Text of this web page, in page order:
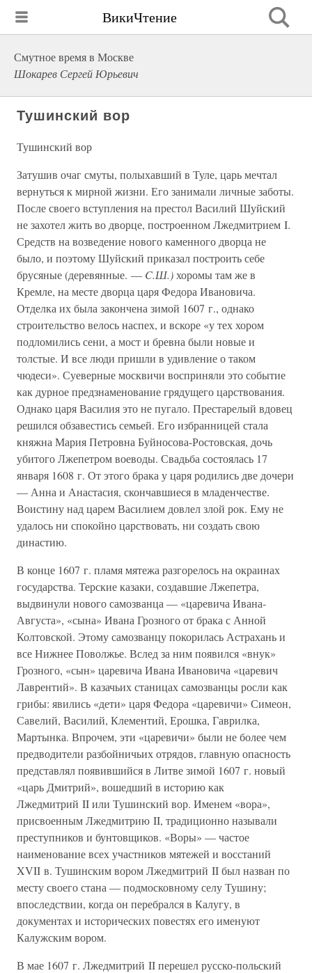
ВикиЧтение
Смутное время в Москве
Шокарев Сергей Юрьевич
Тушинский вор
Тушинский вор
Затушив очаг смуты, полыхавший в Туле, царь мечтал
вернуться к мирной жизни. Его занимали личные заботы.
После своего вступления на престол Василий Шуйский
не захотел жить во дворце, построенном Лжедмитрием I.
Средств на возведение нового каменного дворца не
было, и поэтому Шуйский приказал построить себе
брусяные (деревянные. — C.Ш.)хоромы там же в
Кремле, на месте дворца царя Федора Ивановича.
Отделка их была закончена зимой 1607 г., однако
строительство велось наспех, и вскоре «у тех хором
подломились сени, а мост и бревна были новые и
толстые. И все люди пришли в удивление о таком
чюдеси». Суеверные москвичи восприняли это событие
как дурное предзнаменование грядущего царствования.
Однако царя Василия это не пугало. Престарелый вдовец
решился обзавестись семьей. Его избранницей стала
княжна Мария Петровна Буйносова-Ростовская, дочь
убитого Лжепетром воеводы. Свадьба состоялась 17
января 1608 г. От этого брака у царя родились две дочери
— Анна и Анастасия, скончавшиеся в младенчестве.
Воистину над царем Василием довлел злой рок. Ему не
удалось ни спокойно царствовать, ни создать свою
династию.
В конце 1607 г. пламя мятежа разгорелось на окраинах
государства. Терские казаки, создавшие Лжепетра,
выдвинули нового самозванца — «царевича Ивана-
Августа», «сына» Ивана Грозного от брака с Анной
Колтовской. Этому самозванцу покорилась Астрахань и
все Нижнее Поволжье. Вслед за ним появился «внук»
Грозного, «сын» царевича Ивана Ивановича «царевич
Лаврентий». В казачьих станицах самозванцы росли как
грибы: явились «дети» царя Федора «царевичи» Симеон,
Савелий, Василий, Клементий, Ерошка, Гаврилка,
Мартынка. Впрочем, эти «царевичи» были не более чем
предводители разбойничьих отрядов, главную опасность
представлял появившийся в Литве зимой 1607 г. новый
«царь Дмитрий», вошедший в историю как
Лжедмитрий II или Тушинский вор. Именем «вора»,
присвоенным Лжедмитрию II, традиционно называли
преступников и бунтовщиков. «Воры» — частое
наименование всех участников мятежей и восстаний
XVII в. Тушинским вором Лжедмитрий II был назван по
месту своего стана — подмосковному селу Тушину;
впоследствии, когда он перебрался в Калугу, в
документах и исторических повестях его именуют
Калужским вором.
В мае 1607 г. Лжедмитрий II перешел русско-польский